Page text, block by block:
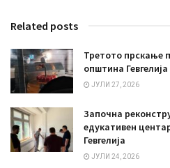
Related posts
Третото прскање
општина Гевгелија
ЈУЛИ 27, 2026
Започна
едукативен
Гевгелија
ЈУЛИ 24, 2026